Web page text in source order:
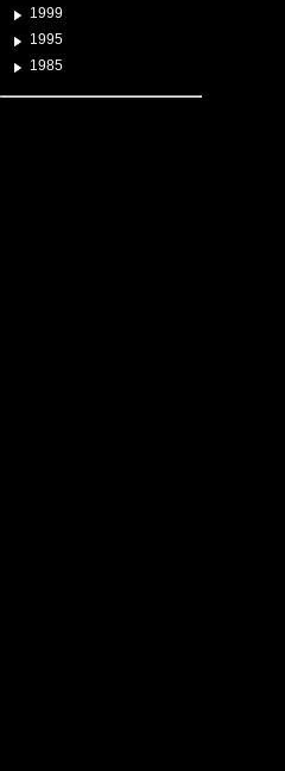
1999
1995
1985